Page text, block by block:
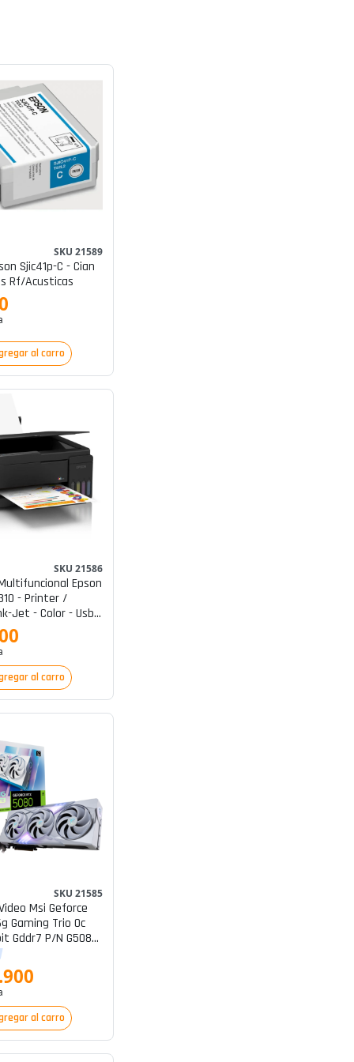
SKU 21589
Sjic41p-C - Cian
Rf/acusticas
al carro
SKU 21586
Epson
- Printer /
Jet - Color - Usb
al carro
SKU 21585
Msi Geforce
Gaming Trio Oc
Gddr7 P/n G5080-
al carro